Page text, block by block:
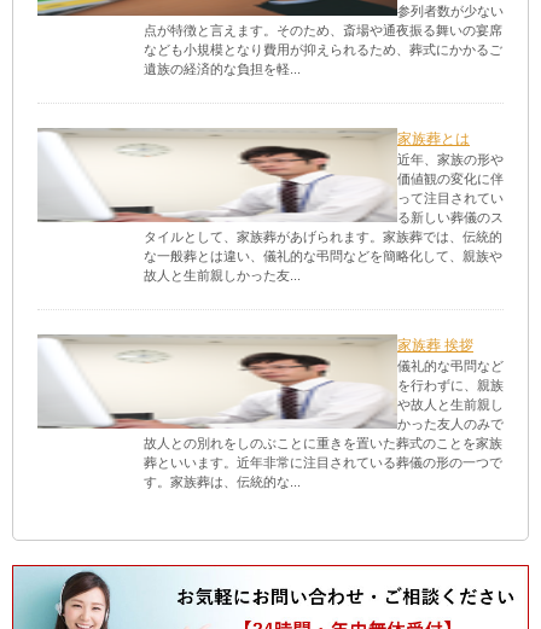
参列者数が少ない
点が特徴と言えます。そのため、斎場や通夜振る舞いの宴席
なども小規模となり費用が抑えられるため、葬式にかかるご
遺族の経済的な負担を軽...
家族葬とは
近年、家族の形や
価値観の変化に伴
って注目されてい
る新しい葬儀のス
タイルとして、家族葬があげられます。家族葬では、伝統的
な一般葬とは違い、儀礼的な弔問などを簡略化して、親族や
故人と生前親しかった友...
家族葬 挨拶
儀礼的な弔問など
を行わずに、親族
や故人と生前親し
かった友人のみで
故人との別れをしのぶことに重きを置いた葬式のことを家族
葬といいます。近年非常に注目されている葬儀の形の一つで
す。家族葬は、伝統的な...